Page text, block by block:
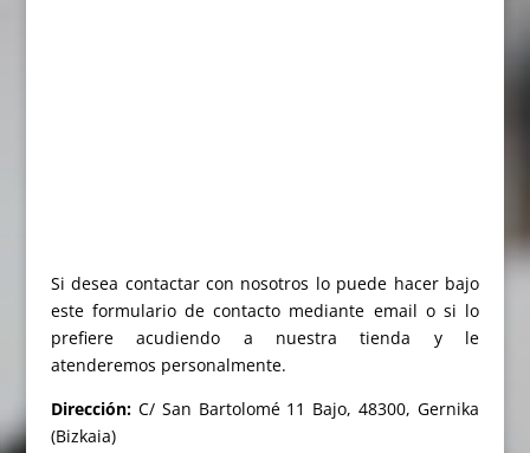
Si desea contactar con nosotros lo puede hacer bajo
este formulario de contacto mediante email o si lo
prefiere acudiendo a nuestra tienda y le
atenderemos personalmente.
Dirección:C/ San Bartolomé 11 Bajo, 48300, Gernika
(Bizkaia)